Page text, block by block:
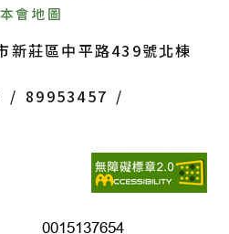
本會地圖
莊區中平路439號北棟
/ 89953457 /